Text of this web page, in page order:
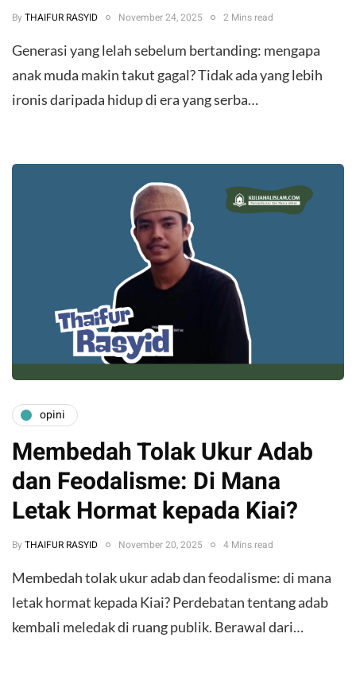
By THAIFUR RASYID November 24, 2025 2 Mins read
Generasi yang lelah sebelum bertanding: mengapa
anak muda makin takut gagal? Tidak ada yang lebih
ironis daripada hidup di era yang serba…
opini
Membedah Tolak Ukur Adab
dan Feodalisme: Di Mana
Letak Hormat kepada Kiai?
By THAIFUR RASYID November 20, 2025 4 Mins read
Membedah tolak ukur adab dan feodalisme: di mana
letak hormat kepada Kiai? Perdebatan tentang adab
kembali meledak di ruang publik. Berawal dari…